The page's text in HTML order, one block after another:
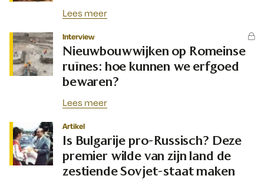
Lees meer
Interview
Nieuwbouwwijken op Romeinse
ruïnes: hoe kunnen we erfgoed
bewaren?
Lees meer
Artikel
Is Bulgarije pro-Russisch? Deze
premier wilde van zijn land de
zestiende Sovjet-staat maken